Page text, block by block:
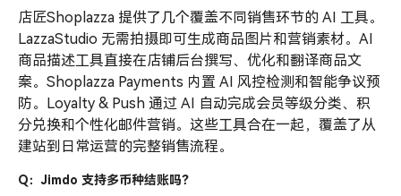
店匠Shoplazza 提供了几个覆盖不同销售环节的 AI 工具。
LazzaStudio 无需拍摄即可生成商品图片和营销素材。AI
商品描述工具直接在店铺后台撰写、优化和翻译商品文
案。Shoplazza Payments 内置 AI 风控检测和智能争议预
防。Loyalty & Push 通过 AI 自动完成会员等级分类、积
分兑换和个性化邮件营销。这些工具合在一起，覆盖了从
建站到日常运营的完整销售流程。
Q：Jimdo 支持多币种结账吗？